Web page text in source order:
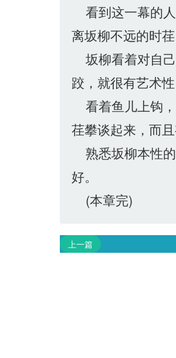
看到这一幕的
离坂柳不远的时荏
坂柳看着对自
跤，就很有艺术性
看着鱼儿上钩
荏攀谈起来，而
熟悉坂柳本性
好。
(本章完)
上一篇